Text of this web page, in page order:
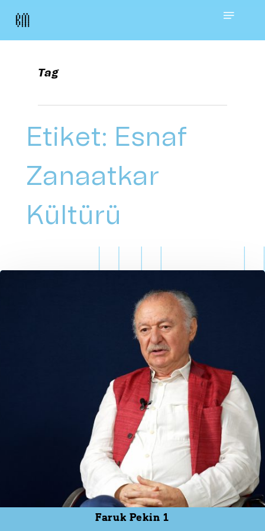
Skip
content
Menu
Tag
Etiket: Esnaf
Zanaatkar
Kültürü
Faruk Pekin 1